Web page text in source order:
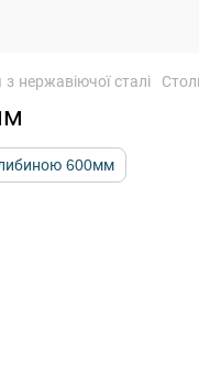
нержавіючої сталі
600мм